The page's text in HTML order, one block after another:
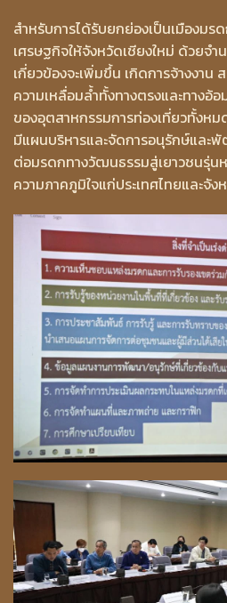
สำหรับการได้รับยกย่องเป็นเมืองมร
เศรษฐกิจให้จังหวัดเชียงใหม่ ด้วยจ
เกี่ยวข้องจะเพิ่มขึ้น เกิดการจ้างงาน
ความเหลื่อมล้ำทั้งทางตรงและทางอ้
ของอุตสาหกรรมการท่องเที่ยวทั้งห
มีแผนบริหารและจัดการอนุรักษ์และ
ต่อมรดกทางวัฒนธรรมสู่เยาวชนรุ่น
ความภาคภูมิใจแก่ประเทศไทยและจัง